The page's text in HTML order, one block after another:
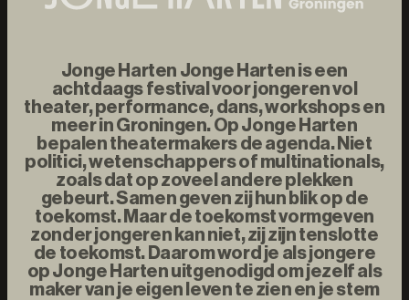
Jonge Harten Jonge Harten is een
achtdaags festival voor jongeren vol
theater, performance, dans, workshops en
meer in Groningen. Op Jonge Harten
bepalen theatermakers de agenda. Niet
politici, wetenschappers of multinationals,
zoals dat op zoveel andere plekken
gebeurt. Samen geven zij hun blik op de
toekomst. Maar de toekomst vormgeven
zonder jongeren kan niet, zij zijn tenslotte
de toekomst. Daarom word je als jongere
op Jonge Harten uitgenodigd om jezelf als
maker van je eigen leven te zien en je stem